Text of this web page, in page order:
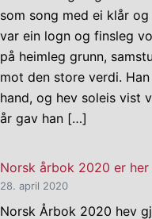
som song med ei klår
var ein logn og finsleg
på heimleg grunn,
mot den store verdi.
hand, og hev soleis vist
år gav han […]
Norsk årbok 2020 er her
28. april 2020
Norsk Årbok 2020 hev